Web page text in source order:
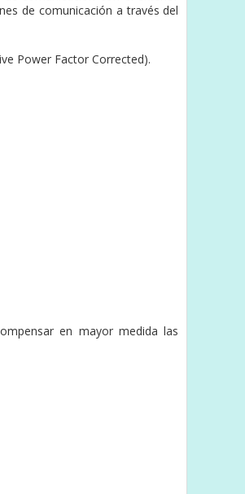
de comunicación a través del
Power Factor Corrected).
en mayor medida las